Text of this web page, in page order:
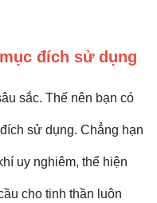
đích sử dụng
sắc. Thế nên bạn có
sử dụng. Chẳng hạn
uy nghiêm, thể hiện
cho tinh thần luôn